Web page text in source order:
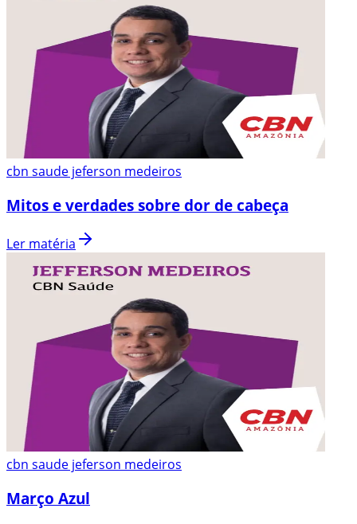
cbn saude jeferson medeiros
Mitos e verdades sobre dor de cabeça
Ler matéria
cbn saude jeferson medeiros
Março Azul